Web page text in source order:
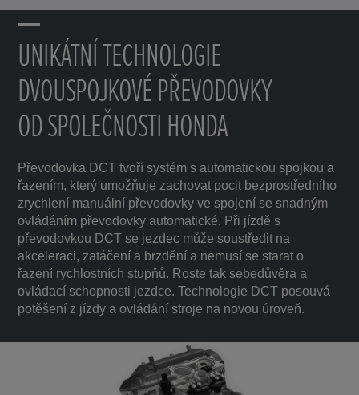
UNIKÁTNÍ TECHNOLOGIE
DVOUSPOJKOVÉ PŘEVODOVKY
OD SPOLEČNOSTI HONDA
Převodovka DCT tvoří systém s automatickou spojkou a
řazením, který umožňuje zachovat pocit bezprostředního
zrychlení manuální převodovky ve spojení se snadným
ovládáním převodovky automatické. Při jízdě s
převodovkou DCT se jezdec může soustředit na
akceleraci, zatáčení a brzdění a nemusí se starat o
řazení rychlostních stupňů. Roste tak sebedůvěra a
ovládací schopnosti jezdce. Technologie DCT posouvá
potěšení z jízdy a ovládání stroje na novou úroveň.